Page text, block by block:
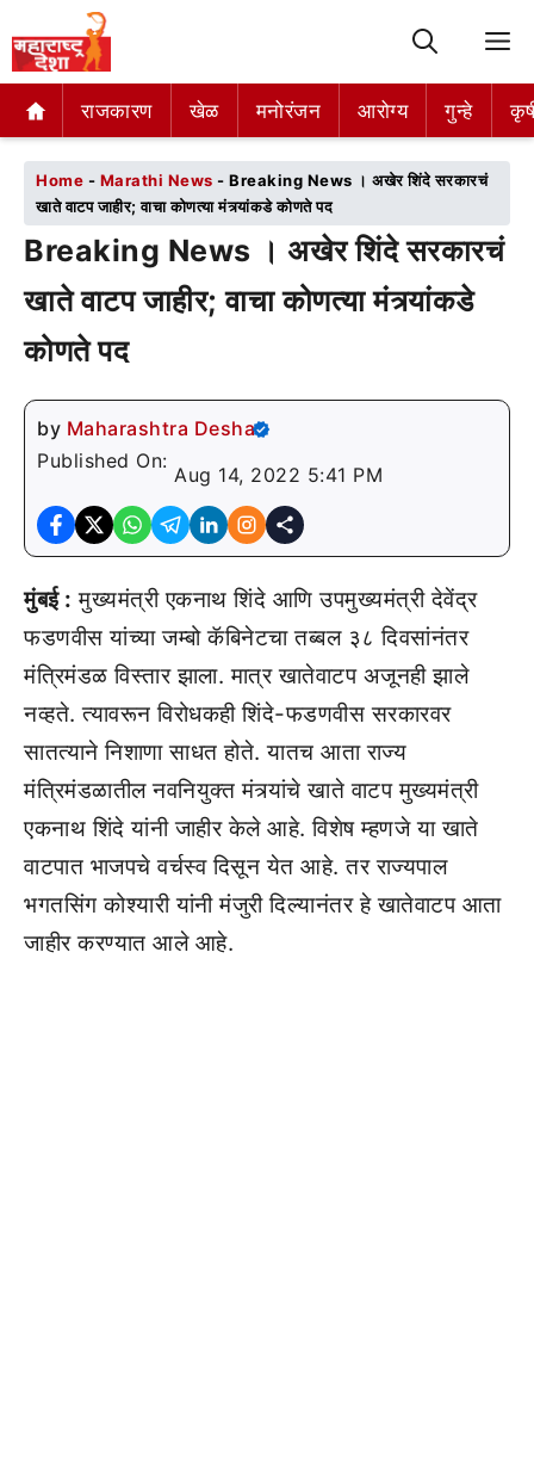
राजकारण खेळ मनोरंजन आरोग्य गुन्हे
राजकारण खेळ मनोरंजन आरोग्य गुन्हे
Home - Marathi News - Breaking News । अखेर शिंदे सरकारचं
खाते वाटप जाहीर; वाचा कोणत्या मंत्र्यांकडे कोणते पद
Breaking News । अखेर शिंदे सरकारचं
खाते वाटप जाहीर; वाचा कोणत्या मंत्र्यांकडे
कोणते पद
by Maharashtra Desha
Published On:
Aug 14, 2022 5:41 PM
मुंबई : मुख्यमंत्री एकनाथ शिंदे आणि उपमुख्यमंत्री देवेंद्र
फडणवीस यांच्या जम्बो कॅबिनेटचा तब्बल ३८ दिवसांनंतर
मंत्रिमंडळ विस्तार झाला. मात्र खातेवाटप अजूनही झाले
नव्हते. त्यावरून विरोधकही शिंदे-फडणवीस सरकारवर
सातत्याने निशाणा साधत होते. यातच आता राज्य
मंत्रिमंडळातील नवनियुक्त मंत्र्यांचे खाते वाटप मुख्यमंत्री
एकनाथ शिंदे यांनी जाहीर केले आहे. विशेष म्हणजे या खाते
वाटपात भाजपचे वर्चस्व दिसून येत आहे. तर राज्यपाल
भगतसिंग कोश्यारी यांनी मंजुरी दिल्यानंतर हे खातेवाटप आता
जाहीर करण्यात आले आहे.